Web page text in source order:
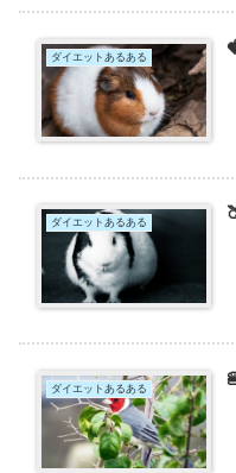
ダイエットあるある
ダイエットあるある
ダイエットあるある